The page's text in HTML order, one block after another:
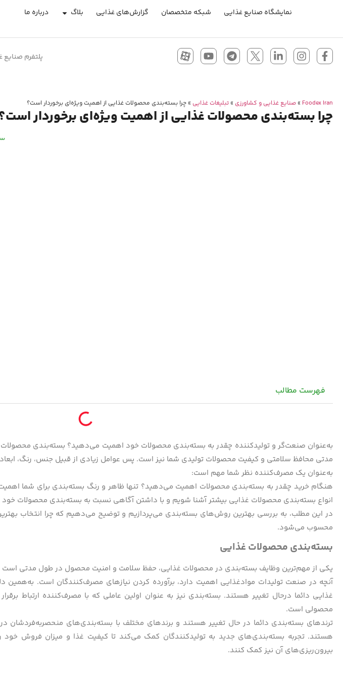
نمایشگاه صنایع غذایی شبکه متخصصان گزارش‌های غذایی بلاگ درباره ما
پلتفرم صنایع
Foodex Iran
» صنایع غذایی و کشاورزی » تبلیغات غذایی » چرا بسته‌بندی محصولات غذایی از اهمیت ویژه‌ای برخوردار است؟
چرا بسته‌بندی محصولات غذایی از اهمیت ویژه‌ای برخوردار
فهرست مطالب
به‌عنوان صنعت‌گر و تولیدکننده چقدر به بسته‌بندی محصولات خود اهمیت می‌دهید؟ بسته‌بندی محصولات
مدتی محافظ سلامتی و کیفیت محصولات تولیدی شما نیز است. پس عوامل زیادی از قبیل جنس، رنگ، ابعاد
به‌عنوان یک مصرف‌‌کننده نظر شما مهم است:
هنگام خرید چقدر به بسته‌بندی محصولات اهمیت می‌دهید؟ تنها ظاهر و رنگ بسته‌بندی برای شما اهمیت
انواع بسته‌بندی محصولات غذایی بیشتر آشنا شویم و با داشتن آگاهی نسبت به بسته‌بندی محصولات خود
در این مطلب، به بررسی بهترین روش‌های بسته‌بندی می‌پردازیم و توضیح می‌دهیم که چرا انتخاب
محسوب می‌شود.
بسته‌بندی محصولات غذایی
یکی از مهم‌ترین وظایف بسته‌بندی در محصولات غذایی، حفظ سلامت و امنیت محصول در طول مدتی است
آنچه در صنعت تولیدات مواد‌غذایی اهمیت دارد، برآورده کردن نیازهای مصرف‌کنندگان است. به‌همین
غذایی دائما درحال تغییر هستند. بسته‌بندی نیز به عنوان اولین عاملی که با مصرف‌کننده ارتباط
محصولی است.
ترندهای بسته‌بندی دائما در حال تغییر هستند و برندهای مختلف با بسته‌بندی‌های
هستند. تجربه بسته‌بندی‌های جدید به تولیدکنندگان کمک می‌کند تا کیفیت غذا و میزان فروش
بیرون‌ریزی‌های آن نیز کمک کنند.